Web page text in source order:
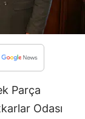
Erzurum
Parça
Odası